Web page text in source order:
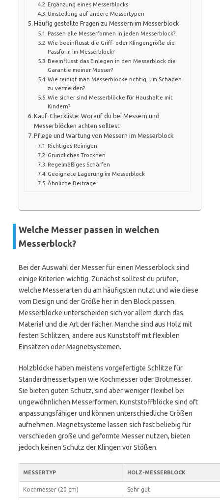
Ergänzung eines Messerblocks
Umstellung auf andere Messertypen
Häufig gestellte Fragen zu Messern im Messerblock
Passen alle Messerformen in jeden Messerblock?
Wie beeinflusst die Griff- oder Klingengröße die
Passform im Messerblock?
Beeinflusst das Einlegen in den Messerblock die
Garantie meiner Messer?
Wie reinigt man Messerblöcke richtig, um Schäden
zu vermeiden?
Wie sicher sind Messerblöcke für Haushalte mit
Kindern?
Kauf-Checkliste: Worauf du bei Messern und
Messerblöcken achten solltest
Pflege und Wartung von Messern im Messerblock
Richtiges Reinigen
Gründliches Trocknen
Regelmäßiges Schärfen
Geeignete Lagerung im Messerblock
Ähnliche Beiträge:
Welche Messer passen in welchen
Messerblock?
Bei der Auswahl der Messer für einen Messerblock sind
einige Kriterien wichtig. Zunächst solltest du prüfen,
welche Messerarten du am häufigsten nutzt und wie diese
vom Design und der Größe her in den Block passen.
Messerblöcke unterscheiden sich vor allem durch das
Material und die Art der Fächer. Manche sind aus Holz mit
festen Schlitzen, andere aus Kunststoff mit flexiblen
Einsätzen oder Magnetsystemen.
Holzblöcke haben meistens vorgefertigte Schlitze für
Standardmessertypen wie Kochmesser oder Brotmesser.
Sie bieten guten Schutz, sind aber weniger flexibel bei
ungewöhnlichen Messerformen. Kunststoffblöcke sind oft
anpassungsfähiger und können unterschiedliche Größen
aufnehmen. Magnetsysteme lassen sich fast beliebig für
verschieden große und geformte Messer nutzen, bieten
jedoch keinen Schutz der Klingen vor Stößen.
MESSERTYP HOLZ-MESSERBLOCK
Kochmesser (20 cm) Sehr gut